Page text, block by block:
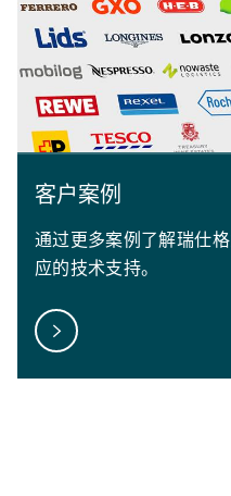
客户案例
通过更多案例了解瑞仕
应的技术支持。